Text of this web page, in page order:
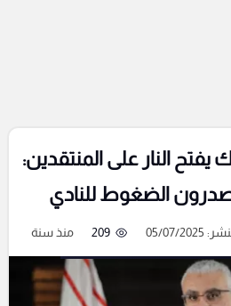
النار على المنتقدين:
الضغوط للنادي
07/2025
209 منذ سنة